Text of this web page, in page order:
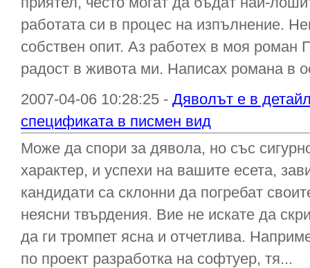
работата си в процес на изпълнение.
собствен опит. Аз работех в моя роман
радост в живота ми. Написах романа в
2007-04-06 10:28:25 - Дяволът е в
спецификата в писмен вид
Може да спори за дявола, но със
характер, и успехи на вашите есета,
кандидати са склонни да погребат
неясни твърдения. Вие не искате да
да ги тромпет ясна и отчетлива.
по проект разработка на софтуер, тя...